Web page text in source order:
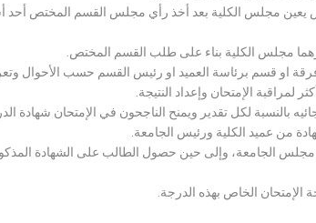
يعين مجلس الكلية بعد أخذ رأي مجلس القسم المختص أحد
مجلس الكلية بناء على طلب القسم المختص.
او قسم برئاسة العميد او رئيس القسم حسب الأحوال
الإمتحان وإعداد النتيجة.
بالنسبة لكل تقدير ويمنح الناجحون في الإمتحان شهادة
من عميد الكلية ورئيس الجامعة.
الجامعة، وإلى حين حصول الطالب على الشهادة
الإمتحان الخاص بهذه الدرجة.